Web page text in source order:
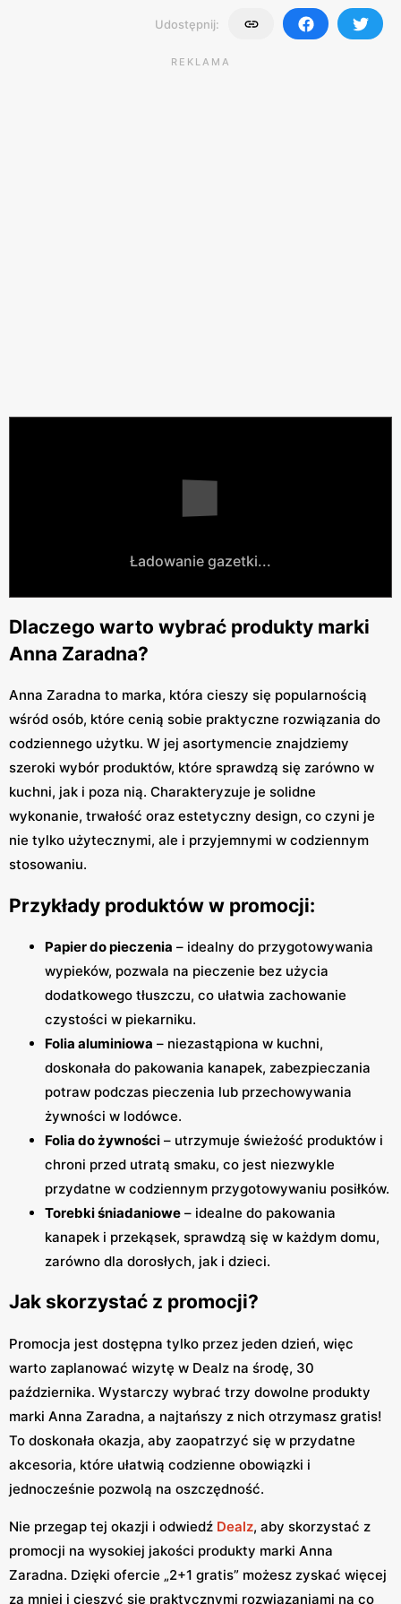
Udostępnij:
REKLAMA
Ładowanie gazetki...
Dlaczego warto wybrać produkty marki
Anna Zaradna?
Anna Zaradna to marka, która cieszy się popularnością
wśród osób, które cenią sobie praktyczne rozwiązania do
codziennego użytku. W jej asortymencie znajdziemy
szeroki wybór produktów, które sprawdzą się zarówno w
kuchni, jak i poza nią. Charakteryzuje je solidne
wykonanie, trwałość oraz estetyczny design, co czyni je
nie tylko użytecznymi, ale i przyjemnymi w codziennym
stosowaniu.
Przykłady produktów w promocji:
Papier do pieczenia – idealny do przygotowywania
wypieków, pozwala na pieczenie bez użycia
dodatkowego tłuszczu, co ułatwia zachowanie
czystości w piekarniku.
Folia aluminiowa – niezastąpiona w kuchni,
doskonała do pakowania kanapek, zabezpieczania
potraw podczas pieczenia lub przechowywania
żywności w lodówce.
Folia do żywności – utrzymuje świeżość produktów i
chroni przed utratą smaku, co jest niezwykle
przydatne w codziennym przygotowywaniu posiłków.
Torebki śniadaniowe – idealne do pakowania
kanapek i przekąsek, sprawdzą się w każdym domu,
zarówno dla dorosłych, jak i dzieci.
Jak skorzystać z promocji?
Promocja jest dostępna tylko przez jeden dzień, więc
warto zaplanować wizytę w Dealz na środę, 30
października. Wystarczy wybrać trzy dowolne produkty
marki Anna Zaradna, a najtańszy z nich otrzymasz gratis!
To doskonała okazja, aby zaopatrzyć się w przydatne
akcesoria, które ułatwią codzienne obowiązki i
jednocześnie pozwolą na oszczędność.
Nie przegap tej okazji i odwiedź Dealz, aby skorzystać z
promocji na wysokiej jakości produkty marki Anna
Zaradna. Dzięki ofercie „2+1 gratis” możesz zyskać więcej
za mniej i cieszyć się praktycznymi rozwiązaniami na co